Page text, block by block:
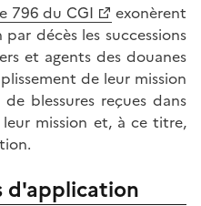
796 du CGI
exonèrent
décès les successions
et agents des douanes
de leur mission
blessures reçues dans
mission et, à ce titre,
d'application